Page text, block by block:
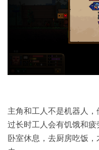
主角和工人不是机器人
过长时工人会有饥饿和
卧室休息，去厨房吃饭